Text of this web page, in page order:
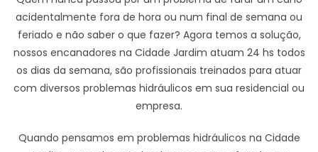
acidentalmente fora de hora ou num final de semana ou
feriado e não saber o que fazer? Agora temos a solução,
nossos encanadores na Cidade Jardim atuam 24 hs todos
os dias da semana, são profissionais treinados para atuar
com diversos problemas hidráulicos em sua residencial ou
empresa.
Quando pensamos em problemas hidráulicos na Cidade